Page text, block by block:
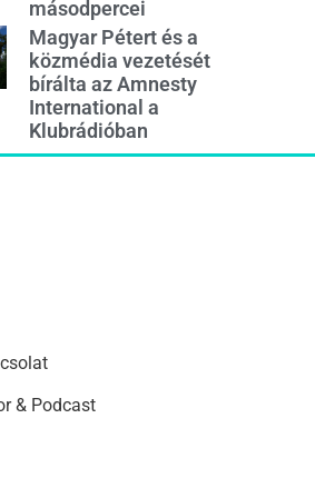
másodpercei
Magyar Pétert és a
közmédia vezetését
bírálta az Amnesty
International a
Klubrádióban
& Podcast